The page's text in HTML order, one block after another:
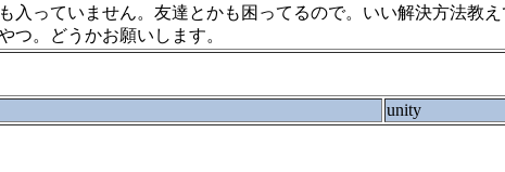
入っていません。友達とかも困ってるので。いい解決方法教
つ。どうかお願いします。
unity